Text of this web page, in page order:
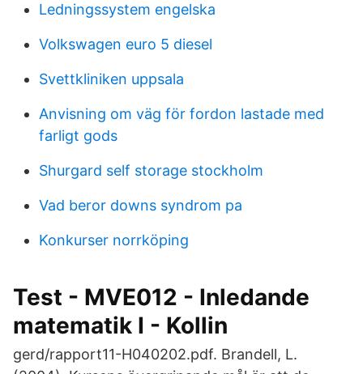
Ledningssystem engelska
Volkswagen euro 5 diesel
Svettkliniken uppsala
Anvisning om väg för fordon lastade med
farligt gods
Shurgard self storage stockholm
Vad beror downs syndrom pa
Konkurser norrköping
Test - MVE012 - Inledande
matematik I - Kollin
gerd/rapport11-H040202.pdf. Brandell, L.